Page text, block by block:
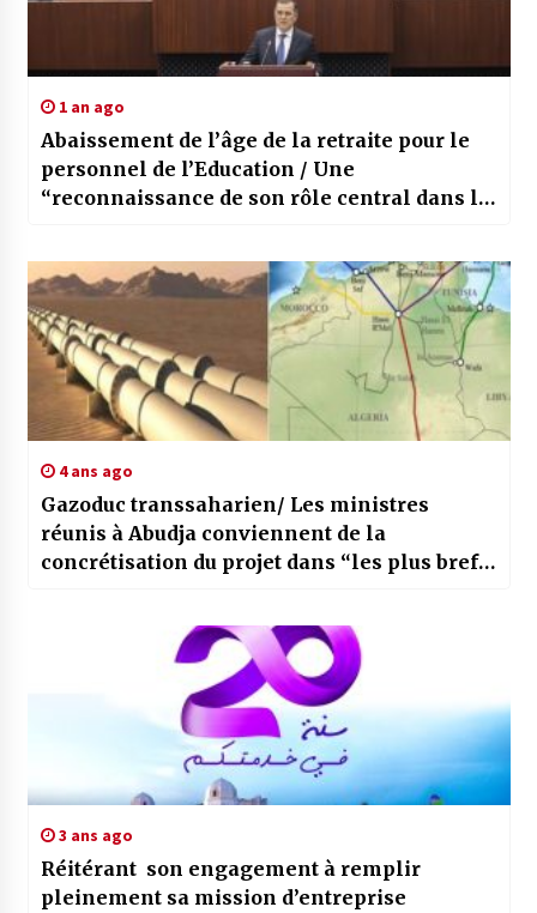
1 an ago
Abaissement de l’âge de la retraite pour le
personnel de l’Education / Une
“reconnaissance de son rôle central dans la
4 ans ago
Gazoduc transsaharien/ Les ministres
réunis à Abudja conviennent de la
concrétisation du projet dans “les plus brefs
3 ans ago
Réitérant son engagement à remplir
pleinement sa mission d’entreprise